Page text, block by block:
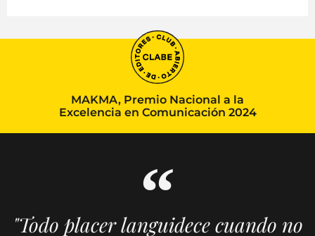
MAKMA, Premio Nacional a la
Excelencia en Comunicación 2024
"Todo placer languidece cuando no